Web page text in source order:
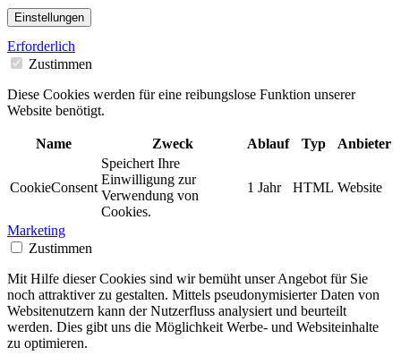
Einstellungen
Erforderlich
Zustimmen
Diese Cookies werden für eine reibungslose Funktion unserer
Website benötigt.
Name Zweck Ablauf Typ Anbieter
CookieConsent
Speichert Ihre
Einwilligung zur
Verwendung von
Cookies.
1 Jahr HTML Website
Marketing
Zustimmen
Mit Hilfe dieser Cookies sind wir bemüht unser Angebot für Sie
noch attraktiver zu gestalten. Mittels pseudonymisierter Daten von
Websitenutzern kann der Nutzerfluss analysiert und beurteilt
werden. Dies gibt uns die Möglichkeit Werbe- und Websiteinhalte
zu optimieren.